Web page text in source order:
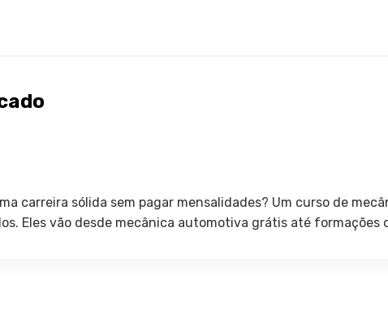
carreira sólida sem pagar mensalidades? Um curso de
Eles vão desde mecânica automotiva grátis até formações